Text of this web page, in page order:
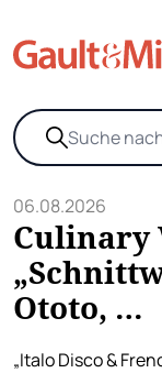
06.08.2026
Culinary
Ototo, …
„Italo Disco &